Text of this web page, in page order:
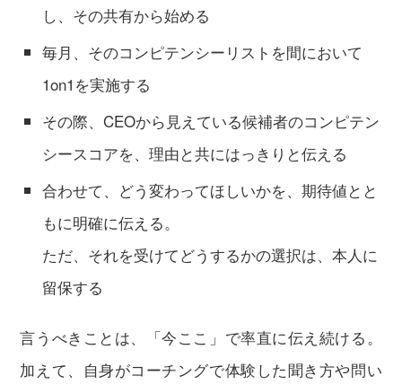
し、その共有から始める
毎月、そのコンピテンシーリストを間において
1on1を実施する
その際、CEOから見えている候補者のコンピテン
シースコアを、理由と共にはっきりと伝える
合わせて、どう変わってほしいかを、期待値とと
もに明確に伝える。
ただ、それを受けてどうするかの選択は、本人に
留保する
言うべきことは、「今ここ」で率直に伝え続ける。
加えて、自身がコーチングで体験した聞き方や問い